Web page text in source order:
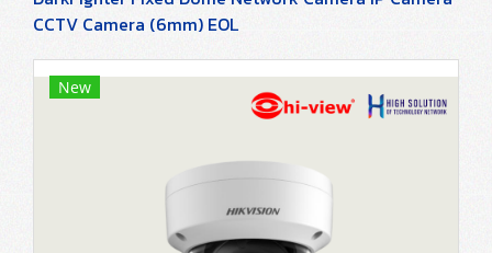
CCTV Camera (6mm) EOL
New